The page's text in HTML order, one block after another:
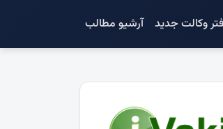
وکالت جدید آرشیو مطالب